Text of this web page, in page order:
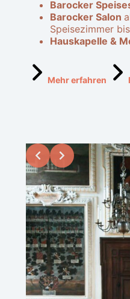
Barocker
Barocker Salon
Speisezimmer
Hauskapelle &
Mehr erfahren